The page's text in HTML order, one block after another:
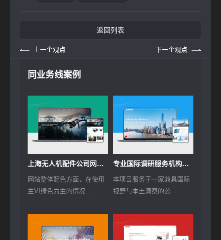
上一个观点
返回列表
下一个观点
同业务线案例
上海无人机配件公司网站建设
网站整体配色方面，在使用
主VI绿色为主的情况 ...
专业国际调研服务机构网站建设
本项目服务于一家兼具国际
视野与本土洞察的公 ...